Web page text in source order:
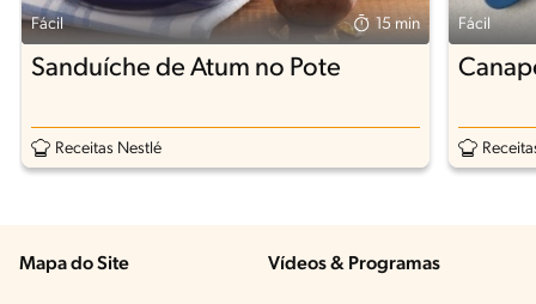
Fácil 15 min
Sanduíche de Atum no Pote
Receitas Nestlé
Fácil
Mapa do Site Vídeos & Programas​